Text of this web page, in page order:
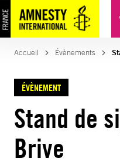
Accueil Évènements
ÉVÈNEMENT
Stand de
Brive